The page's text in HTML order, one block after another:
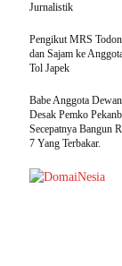
Jurnalistik
Pengikut MRS
dan Sajam ke
Tol Japek
Babe Anggota
Desak Pemko
Secepatnya Bangun
7 Yang Terbakar.